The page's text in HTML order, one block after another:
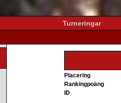
Turneringar
Placering
Rankingpoäng
ID